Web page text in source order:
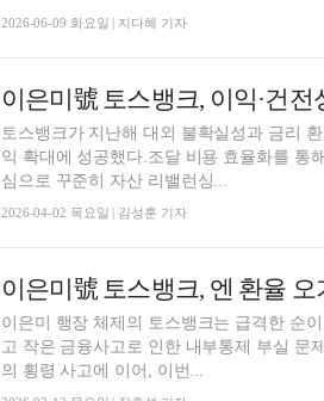
2026-06-09 화요일 | 지다혜 기자
토스뱅크가 지난해 대외 불확실성과 금리
익 확대에 성공했다.조달 비용 효율화를 통
심으로 꾸준히 자산 리밸런싱...
2026-04-02 목요일 | 김성훈 기자
이은미 행장 체제의 토스뱅크는 급격한 순
고 작은 금융사고로 인한 내부통제 부실 문
의 횡령 사고에 이어, 이번...